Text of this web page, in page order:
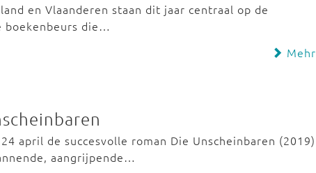
en Vlaanderen staan dit jaar centraal op de
boekenbeurs die…
Mehr
april de succesvolle roman Die Unscheinbaren (2019)
aangrijpende…